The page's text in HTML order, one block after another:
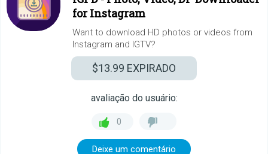
for Instagram
Want to download HD photos or videos from
Instagram and IGTV?
$13.99 EXPIRADO
avaliação do usuário:
0
Deixe um comentário